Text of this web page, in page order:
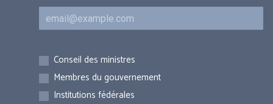
Courriel
Inscriptions
Conseil des ministres
Membres du gouvernement
Institutions fédérales